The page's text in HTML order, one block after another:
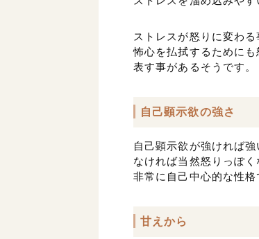
ストレスが怒りに変わ
怖心を払拭するために
表す事があるそうです。
自己顕示欲の強さ
自己顕示欲が強ければ
なければ当然怒りっぽ
非常に自己中心的な性格
甘えから